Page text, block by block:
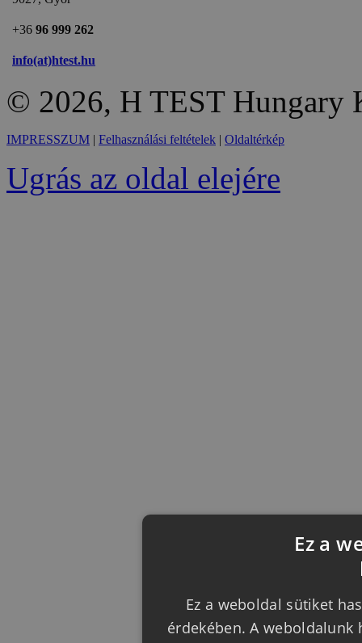
+36 96 999 262
info(at)htest.hu
© 2026, H TEST Hungary
IMPRESSZUM | Felhasználási feltételek | Oldaltérkép
Ugrás az oldal elejére
Ez a
Ez a weboldal sütiket
érdekében. A weboldalunk